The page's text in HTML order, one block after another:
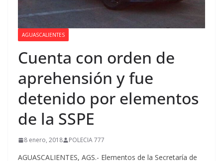
AGUASCALIENTES
Cuenta con orden de
aprehensión y fue
detenido por elementos
de la SSPE
8 enero, 2018 POLECIA 777
AGUASCALIENTES, AGS.- Elementos de la Secretaría de